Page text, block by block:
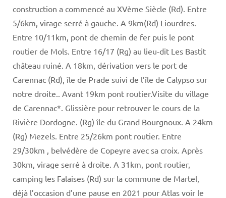
construction a commencé au XVème Siècle (Rd). Entre
5/6km, virage serré à gauche. A 9km(Rd) Liourdres.
Entre 10/11km, pont de chemin de fer puis le pont
routier de Mols. Entre 16/17 (Rg) au lieu-dit Les Bastit
château ruiné. A 18km, dérivation vers le port de
Carennac (Rd), île de Prade suivi de l’île de Calypso sur
notre droite.. Avant 19km pont routier.Visite du village
de Carennac*. Glissière pour retrouver le cours de la
Rivière Dordogne. (Rg) île du Grand Bourgnoux. A 24km
(Rg) Mezels. Entre 25/26km pont routier. Entre
29/30km , belvédère de Copeyre avec sa croix. Après
30km, virage serré à droite. A 31km, pont routier,
camping les Falaises (Rd) sur la commune de Martel,
déjà l’occasion d’une pause en 2021 pour Atlas voir le